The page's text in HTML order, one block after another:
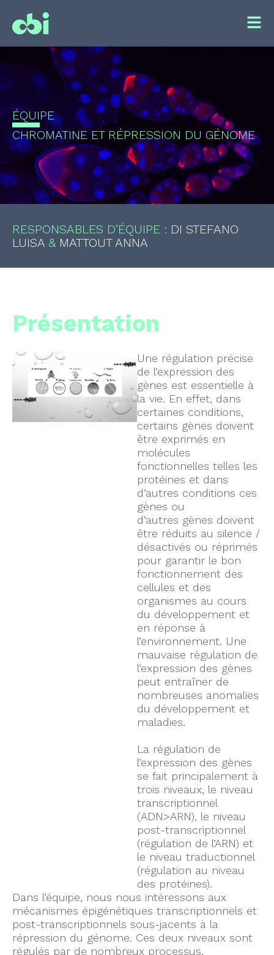
ÉQUIPE
CHROMATINE ET RÉPRESSION DU GÉNOME
RESPONSABLES D’ÉQUIPE : DI STEFANO
LUISA &MATTOUT ANNA
Présentation
Une régulation précise
de l’expression des
gènes est essentielle à
la vie. En effet, dans
certaines conditions,
certains gènes doivent
être exprimés en
molécules
fonctionnelles telles les
protéines et dans
d’autres conditions ces
gènes ou
d’autres gènes doivent
être réduits au silence /
désactivés ou réprimés
pour garantir le bon
fonctionnement des
cellules et des
organismes au cours
du développement et
en réponse à
l’environnement. Une
mauvaise régulation de
l’expression des gènes
peut entraîner de
nombreuses anomalies
du développement et
maladies.
La régulation de
l’expression des gènes
se fait principalement à
trois niveaux, le niveau
transcriptionnel
(ADN>ARN), le niveau
post-transcriptionnel
(régulation de l’ARN) et
le niveau traductionnel
(régulation au niveau
des protéines).
Dans l’équipe, nous nous intéressons aux
mécanismes épigénétiques transcriptionnels et
post-transcriptionnels sous-jacents à la
répression du génome. Ces deux niveaux sont
régulés par de nombreux processus,